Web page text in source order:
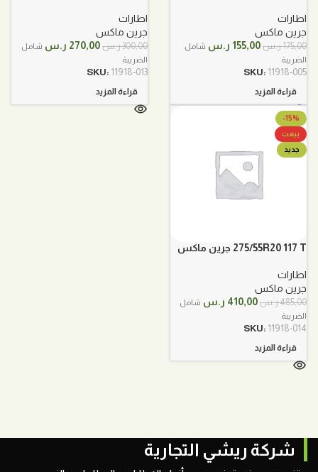
اطارات
جرين ماكس
175,00ر.س السعر
هو:
155,00 ر.س السعر
شامل
الضريبة
SKU: 11918-005
قراءة المزيد
اطارات
جرين ماكس
300,00ر.س السعر
هو:
270,00 ر.س السعر
شامل
الضريبة
SKU: 11918-013
قراءة المزيد
-15%
بيعت
جديد
275/55R20 117 T جرين ماكس
اطارات
جرين ماكس
485,00ر.س السعر
هو:
410,00 ر.س السعر
شامل
الضريبة
SKU: 11918-014
قراءة المزيد
شركة ريشي التجارية